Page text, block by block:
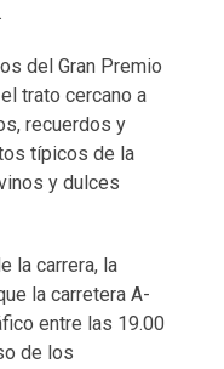
del Gran Premio
trato cercano a
recuerdos y
típicos de la
y dulces
la carrera, la
la carretera A-
entre las 19.00
de los